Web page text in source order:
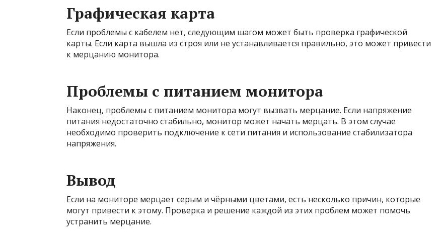
Графическая карта
Если проблемы с кабелем нет, следующим шагом может быть проверка графической
карты. Если карта вышла из строя или не устанавливается правильно, это может привести
к мерцанию монитора.
Проблемы с питанием монитора
Наконец, проблемы с питанием монитора могут вызвать мерцание. Если напряжение
питания недостаточно стабильно, монитор может начать мерцать. В этом случае
необходимо проверить подключение к сети питания и использование стабилизатора
напряжения.
Вывод
Если на мониторе мерцает серым и чёрными цветами, есть несколько причин, которые
могут привести к этому. Проверка и решение каждой из этих проблем может помочь
устранить мерцание.